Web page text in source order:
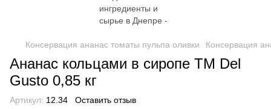
Консервация ананас томаты пульпа оливки Консервация
Ананас кольцами в сиропе TM Del
Gusto 0,85 кг
Артикул: 12.34 Оставить отзыв